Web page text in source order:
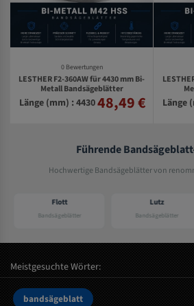
0 Bewertungen
LESTHER F2-360AW für 4430 mm Bi-
Metall Bandsägeblätter
Länge (mm) : 443048,49 € Länge
Führende
Hochwertige Bandsägeblätter von
Flott
Bandsägeblätter
Lutz
Bandsägeblätter
Meistgesuchte Wörter:
bandsägeblatt